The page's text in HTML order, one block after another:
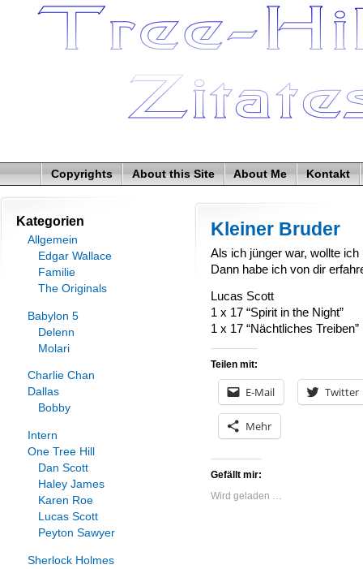
Copyrights About this Site About Me Kontakt
Kleiner Bruder
Als ich jünger war, wollte
Dann habe ich von dir
Lucas Scott
1 x 17 “Spirit in the Night”
1 x 17 “Nächtliches Treiben”
Teilen mit:
E-Mail Twitter
Mehr
Gefällt mir:
Wird geladen …
Kategorien
Allgemein
Edgar Wallace
Familie
The Originals
Babylon 5
Delenn
Molari
Charlie Chan
Dallas
Bobby
Intern
One Tree Hill
Dan Scott
Haley James
Karen Roe
Lucas Scott
Peyton Sawyer
Sherlock Holmes